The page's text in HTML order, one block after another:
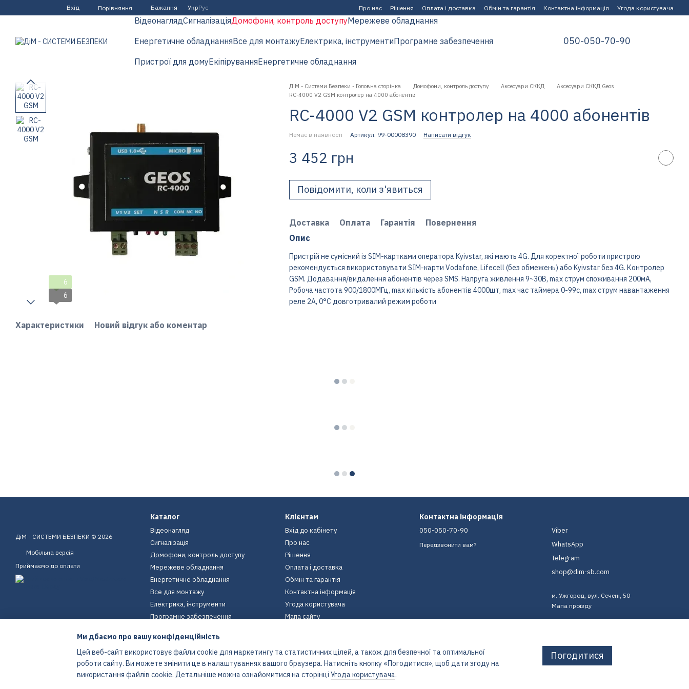
Перейти до основного контенту
Вхід Порівняння Бажання УкрРус Про нас Рішення Оплата і доставка Обмін та гарантія Контактна інформація Угода користувача
ВідеонаглядСигналізаціяДомофони, контроль доступуМережеве обладнання
Енергетичне обладнанняВсе для монтажуЕлектрика, інструментиПрограмне забезпечення
Пристрої для домуЕкіпіруванняЕнергетичне обладнання
050-050-70-90
6
6
Характеристики Новий відгук або коментар
ДіМ - Системи Безпеки - Головна сторінка Домофони, контроль доступу Аксесуари СККД
Аксесуари СККД Geos
RC-4000 V2 GSM контролер на 4000 абонентів
RC-4000 V2 GSM контролер на 4000 абонентів
Немає в наявності Артикул: 99-00008390 Написати відгук
3 452 грн
Повідомити, коли з'явиться
Доставка Оплата Гарантія
Повернення
Опис
Пристрій не сумісний із SIM-картками оператора Kyivstar, які мають 4G. Для коректної роботи пристрою
рекомендується використовувати SIM-карти Vodafone, Lifecell (без обмежень) або Kyivstar без 4G. Контролер
GSM. Додавання/видалення абонентів через SMS. Напруга живлення 9~30В, max струм споживання 200мА,
Робоча частота 900/1800МГц, max кількість абонентів 4000шт, max час таймера 0-99с, max струм навантаження
реле 2А, 0°C довготривалий режим роботи
ДіМ - СИСТЕМИ БЕЗПЕКИ © 2026
Мобільна версія
Приймаємо до оплати
Інтернет-магазин створений з Хорошоп
Каталог
Відеонагляд
Сигналізація
Домофони, контроль доступу
Мережеве обладнання
Енергетичне обладнання
Все для монтажу
Електрика, інструменти
Програмне забезпечення
Екіпірування
Енергетичне обладнання
Клієнтам
Вхід до кабінету
Про нас
Рішення
Оплата і доставка
Обмін та гарантія
Контактна інформація
Угода користувача
Мапа сайту
Контактна інформація
050-050-70-90
Передзвонити вам?
Viber
WhatsApp
Telegram
shop@dim-sb.com
м. Ужгород, вул. Сечені, 50
Мапа проїзду
Ми дбаємо про вашу конфіденційність
Цей веб-сайт використовує файли cookie для маркетингу та статистичних цілей, а також для безпечної та оптимальної
роботи сайту. Ви можете змінити це в налаштуваннях вашого браузера. Натисніть кнопку «Погодитися», щоб дати згоду на
використання файлів cookie. Детальніше можна ознайомитися на сторінці Угода користувача.
Погодитися